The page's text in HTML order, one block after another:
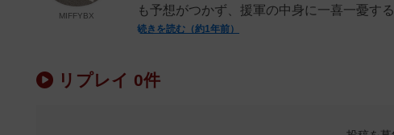
も予想がつかず、援軍の中身に一喜一憂す
続きを読む（約1年前）
MIFFYBX
リプレイ 0件